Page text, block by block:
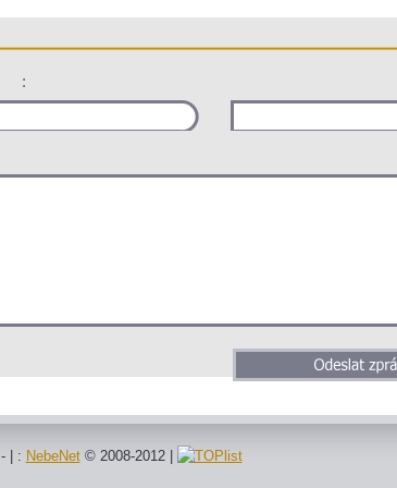
:
- | : NebeNet © 2008-2012